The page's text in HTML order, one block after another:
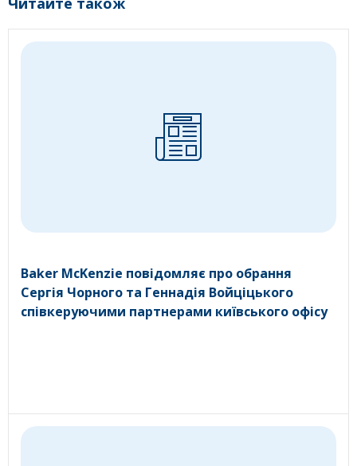
Baker McKenzie повідомляє про обрання
Сергія Чорного та Геннадія Войціцького
співкеруючими партнерами київського офісу